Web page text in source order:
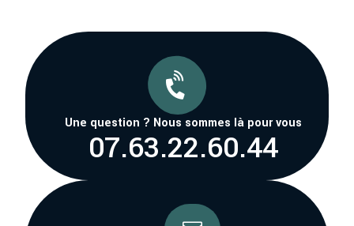

Une question ? Nous sommes là pour vous
07.63.22.60.44